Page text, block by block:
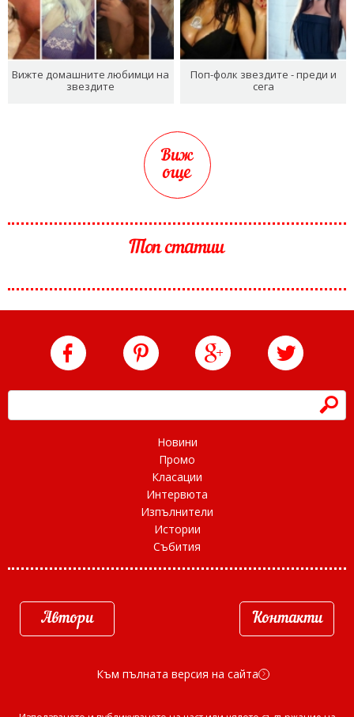
Вижте домашните любимци на
звездите
Поп-фолк звездите - преди и
сега
Виж
още
Топ статии
h
Новини
Промо
Класации
Интервюта
Изпълнители
Истории
Събития
Автори Контакти
Към пълната версия на сайта d